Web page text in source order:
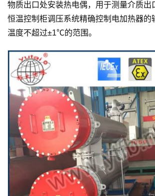
物质出口处安装热电偶，用于测量介质出
恒温控制柜调压系统精确控制电加热器的
温度不超过±1℃的范围。